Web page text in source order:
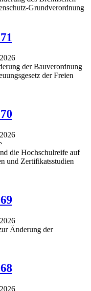
Grundverordnung
der Bauverordnung
der Freien
die Hochschulreife auf
und Zertifikatsstudien
Änderung der